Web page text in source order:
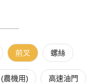
前叉 螺絲
農機用) 高速油門